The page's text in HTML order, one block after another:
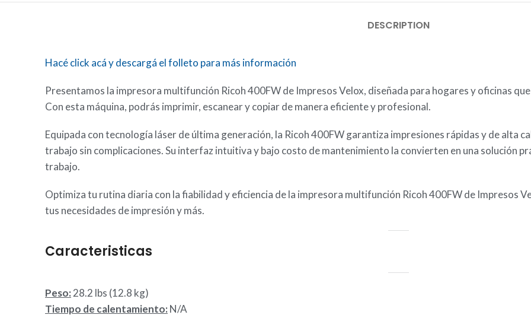
DESCRIPTION
Hacé click acá y descargá el folleto para más información
Presentamos la impresora multifunción Ricoh 400FW de Impresos Velox, diseñada para hogares y oficinas
Con esta máquina, podrás imprimir, escanear y copiar de manera eficiente y profesional.
Equipada con tecnología láser de última generación, la Ricoh 400FW garantiza impresiones rápidas y de alta
trabajo sin complicaciones. Su interfaz intuitiva y bajo costo de mantenimiento la convierten en una solución
trabajo.
Optimiza tu rutina diaria con la fiabilidad y eficiencia de la impresora multifunción Ricoh 400FW de Impresos
tus necesidades de impresión y más.
Caracteristicas
Peso: 28.2 lbs (12.8 kg)
Tiempo de calentamiento: N/A